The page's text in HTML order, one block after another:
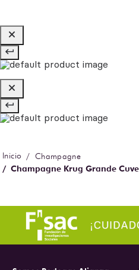
Champagne
Champagne Krug Grande